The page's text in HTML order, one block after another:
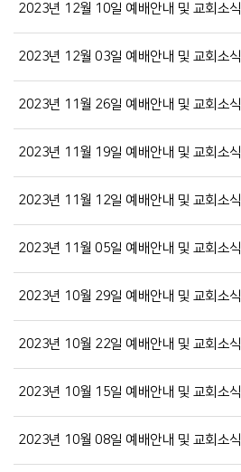
2023년 12월 10일 예배안내 및 교회소식
2023년 12월 03일 예배안내 및 교회소식
2023년 11월 26일 예배안내 및 교회소식
2023년 11월 19일 예배안내 및 교회소식
2023년 11월 12일 예배안내 및 교회소식
2023년 11월 05일 예배안내 및 교회소식
2023년 10월 29일 예배안내 및 교회소식
2023년 10월 22일 예배안내 및 교회소식
2023년 10월 15일 예배안내 및 교회소식
2023년 10월 08일 예배안내 및 교회소식